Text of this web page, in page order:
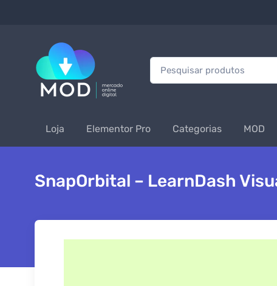
Procurar:
Loja Elementor Pro Categorias MOD
SnapOrbital – LearnDash